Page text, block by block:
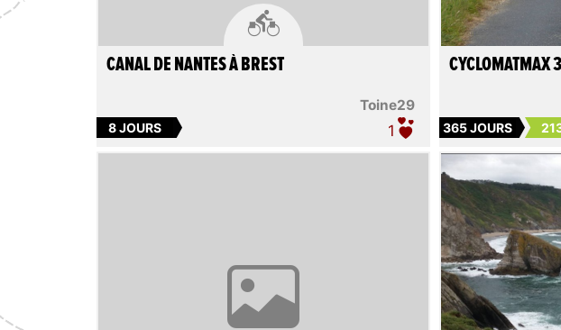

Toine29
CANAL DE NANTES À BREST
8 JOURS 1
CYCLOMATMAX
365 JOURS